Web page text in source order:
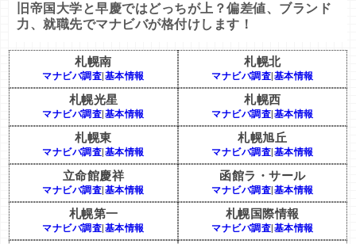
旧帝国大学と早慶ではどっちが上？偏差値、ブランド
力、就職先でマナビバが格付けします！
札幌南
マナビバ調査 基本情報
札幌北
マナビバ調査 基本情報
札幌光星
マナビバ調査 基本情報
札幌西
マナビバ調査 基本情報
札幌東
マナビバ調査 基本情報
札幌旭丘
マナビバ調査 基本情報
立命館慶祥
マナビバ調査 基本情報
函館ラ・サール
マナビバ調査 基本情報
札幌第一
マナビバ調査 基本情報
札幌国際情報
マナビバ調査 基本情報